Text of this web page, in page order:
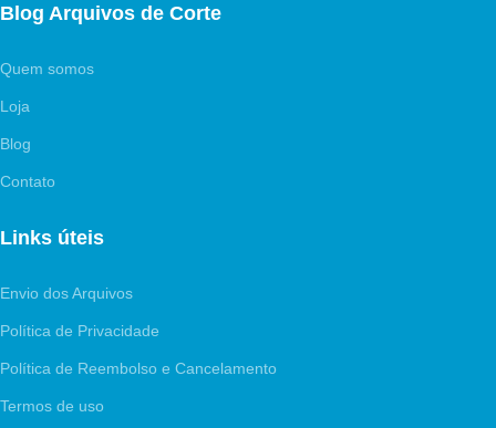
Blog Arquivos de Corte
Quem somos
Loja
Blog
Contato
Links úteis
Envio dos Arquivos
Política de Privacidade
Política de Reembolso e Cancelamento
Termos de uso